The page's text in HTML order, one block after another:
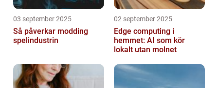
03 september 2025
Så påverkar modding
spelindustrin
02 september 2025
Edge computing i
hemmet: AI som kör
lokalt utan molnet